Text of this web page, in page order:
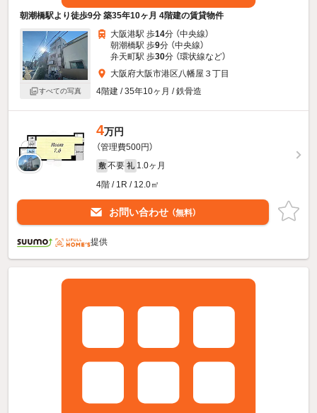
朝潮橋駅より徒歩9分 築35年10ヶ月 4階建の賃貸物件
すべての写真
大阪港駅 歩14分 （中央線）
朝潮橋駅 歩9分 （中央線）
弁天町駅 歩30分 （環状線など）
大阪府大阪市港区八幡屋３丁目
4階建 / 35年10ヶ月 / 鉄骨造
4万円
（管理費500円）
敷 不要 礼 1.0ヶ月
4階 / 1R / 12.0㎡
お問い合わせ （無料）
提供